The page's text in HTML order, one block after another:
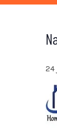
24